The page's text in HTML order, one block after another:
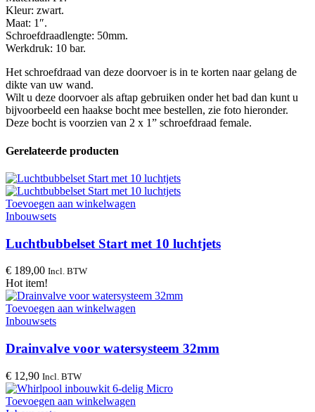
Kleur: zwart.
Maat: 1″.
Schroefdraadlengte: 50mm.
Werkdruk: 10 bar.
Het schroefdraad van deze doorvoer is in te korten naar gelang de
dikte van uw wand.
Wilt u deze doorvoer als aftap gebruiken onder het bad dan kunt u
bijvoorbeeld een haakse bocht mee bestellen, zie foto hieronder.
Deze bocht is voorzien van 2 x 1” schroefdraad female.
Gerelateerde producten
Toevoegen aan winkelwagen
Inbouwsets
Luchtbubbelset Start met 10 luchtjets
€ 189,00 Incl. BTW
Hot item!
Toevoegen aan winkelwagen
Inbouwsets
Drainvalve voor watersysteem 32mm
€ 12,90 Incl. BTW
Toevoegen aan winkelwagen